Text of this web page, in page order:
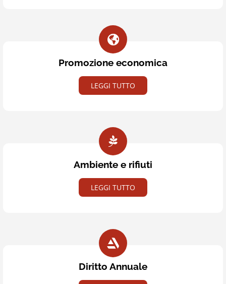
Promozione economica
LEGGI TUTTO
Ambiente e rifiuti
LEGGI TUTTO
Diritto Annuale